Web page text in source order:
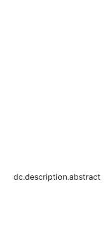
dc.description.abstract